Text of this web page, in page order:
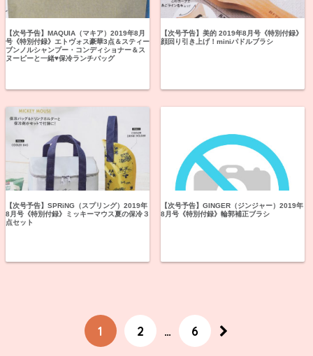
【次号予告】MAQUIA（マキア）2019年8月
号《特別付録》エトヴォス豪華3点＆スティー
ブンノルシャンプー・コンディショナー＆ス
ヌーピーと一緒♥保冷ランチバッグ
【次号予告】美的 2019年8月号《特別付録》
顔回り引き上げ！miniパドルブラシ
【次号予告】SPRiNG（スプリング）2019年
8月号《特別付録》ミッキーマウス夏の保冷３
点セット
【次号予告】GINGER（ジンジャー）2019年
8月号《特別付録》輪郭補正ブラシ
1 2 … 6